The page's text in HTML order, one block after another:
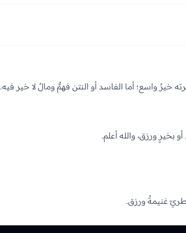
خيرٌ واسع؛ أما الفاسد أو النتن فهمٌّ ومالٌ لا خير فيه.
بخيرٍ ورزق، والله أعلم.
غنيمةٌ ورزق.